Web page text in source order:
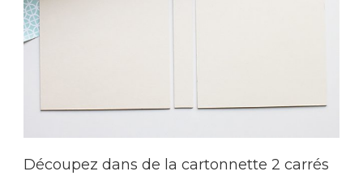
Découpez dans de la cartonnette 2 carrés